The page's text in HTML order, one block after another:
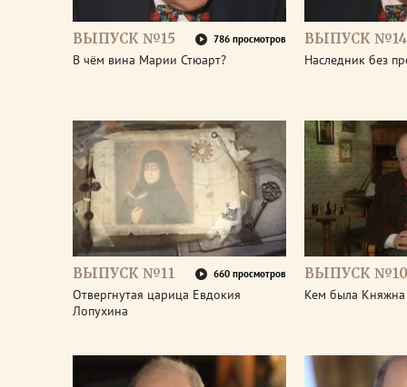
ВЫПУСК №15 786 просмотров
В чём вина Марии Стюарт?
ВЫПУСК №14
Наследник без
ВЫПУСК №11 660 просмотров
Отвергнутая царица Евдокия
Лопухина
ВЫПУСК №10
Кем была Княжна